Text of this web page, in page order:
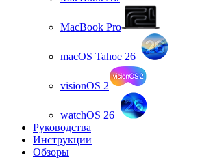
MacBook Pro
macOS Tahoe 26
visionOS 2
watchOS 26
Руководства
Инструкции
Обзоры